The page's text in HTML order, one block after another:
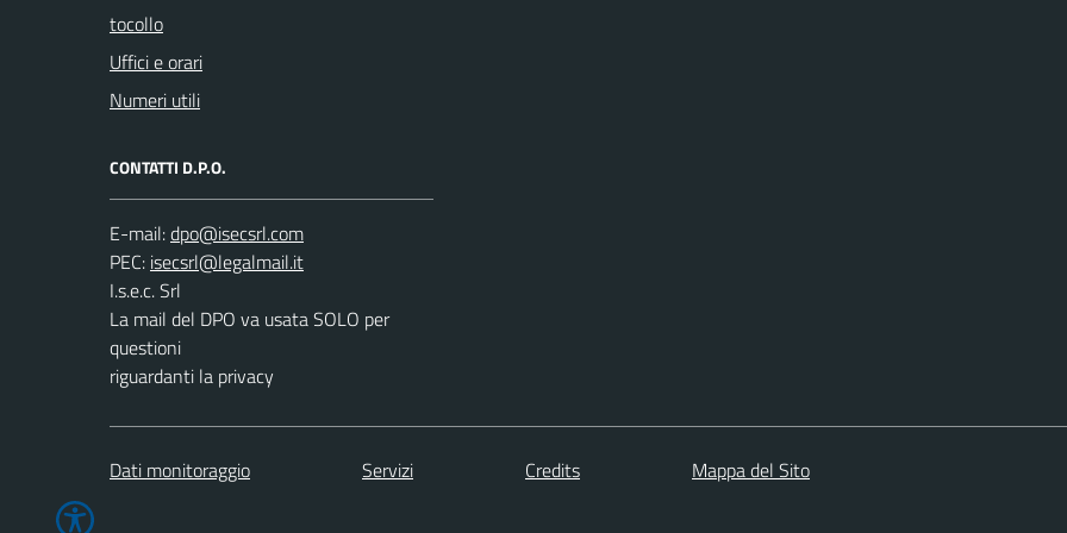
tocollo
Uffici e orari
Numeri utili
CONTATTI D.P.O.
E-mail:
PEC:
I.s.e.c. Srl
La mail del DPO va usata SOLO per
questioni
riguardanti la privacy
Dati monitoraggio Servizi Credits Mappa del Sito